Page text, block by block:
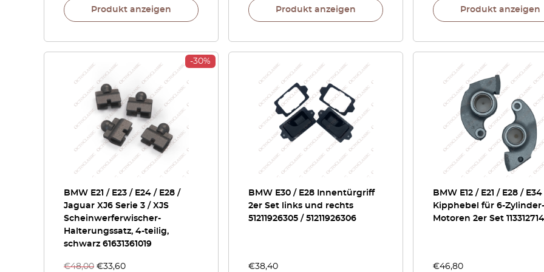
Produkt anzeigen Produkt anzeigen Produkt anzeigen
-30%
BMW E21 / E23 / E24 / E28 /
Jaguar XJ6 Serie 3 / XJS
Scheinwerferwischer-
Halterungssatz, 4-teilig,
schwarz 61631361019
€48,00 €33,60
BMW E30 / E28 Innentürgriff
2er Set links und rechts
51211926305 / 51211926306
€38,40
BMW E12 / E21 / E28 /
Kipphebel für 6-Zylinder-
Motoren 2er Set
€46,80